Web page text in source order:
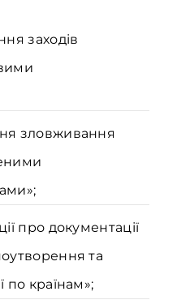
заходів
зловживання
про документації
та
по країнам»;